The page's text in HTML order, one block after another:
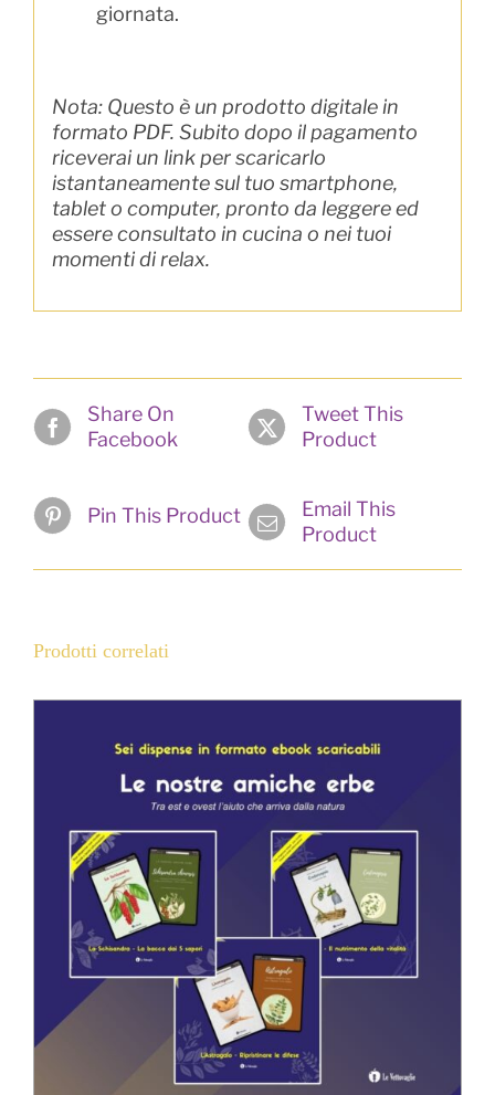
giornata.
Nota: Questo è un prodotto digitale in
formato PDF. Subito dopo il pagamento
riceverai un link per scaricarlo
istantaneamente sul tuo smartphone,
tablet o computer, pronto da leggere ed
essere consultato in cucina o nei tuoi
momenti di relax.
Share On
Facebook
Tweet This
Product
Pin This Product
Email This
Product
Prodotti correlati